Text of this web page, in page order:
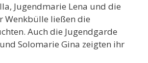
Jugendmarie Lena und die
Wenkbülle ließen die
Auch die Jugendgarde
Solomarie Gina zeigten ihr